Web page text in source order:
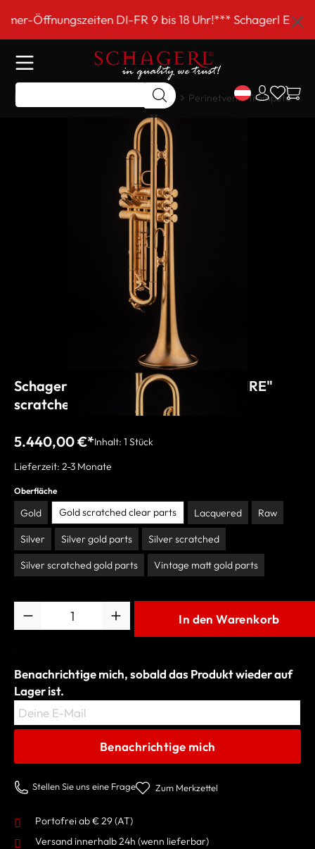
springenDI-FR 9 bis 18 Uhr!*** Schagerl
Home Meisterinstrumente Perinetventil Trompete
Schagerl B-Trompete "ROMAN EMPIRE"
scratched gold - clear
5.440,00 €*Inhalt: 1 Stück
Lieferzeit: 2-3 Monate
Oberfläche
Gold Gold scratched clear parts Lacquered Raw
Silver Silver gold parts Silver scratched
Silver scratched gold parts Vintage matt gold parts
In den Warenkorb
Benachrichtige mich, sobald das Produkt wieder auf
Lager ist.
Deine E-Mail
Benachrichtige mich
Stellen Sie uns eine Frage Zum Merkzettel
Portofrei ab € 29 (AT)
Versand innerhalb 24h (wenn lieferbar)